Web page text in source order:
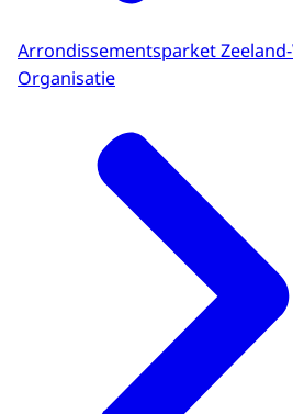
Arrondissementsparket
Organisatie